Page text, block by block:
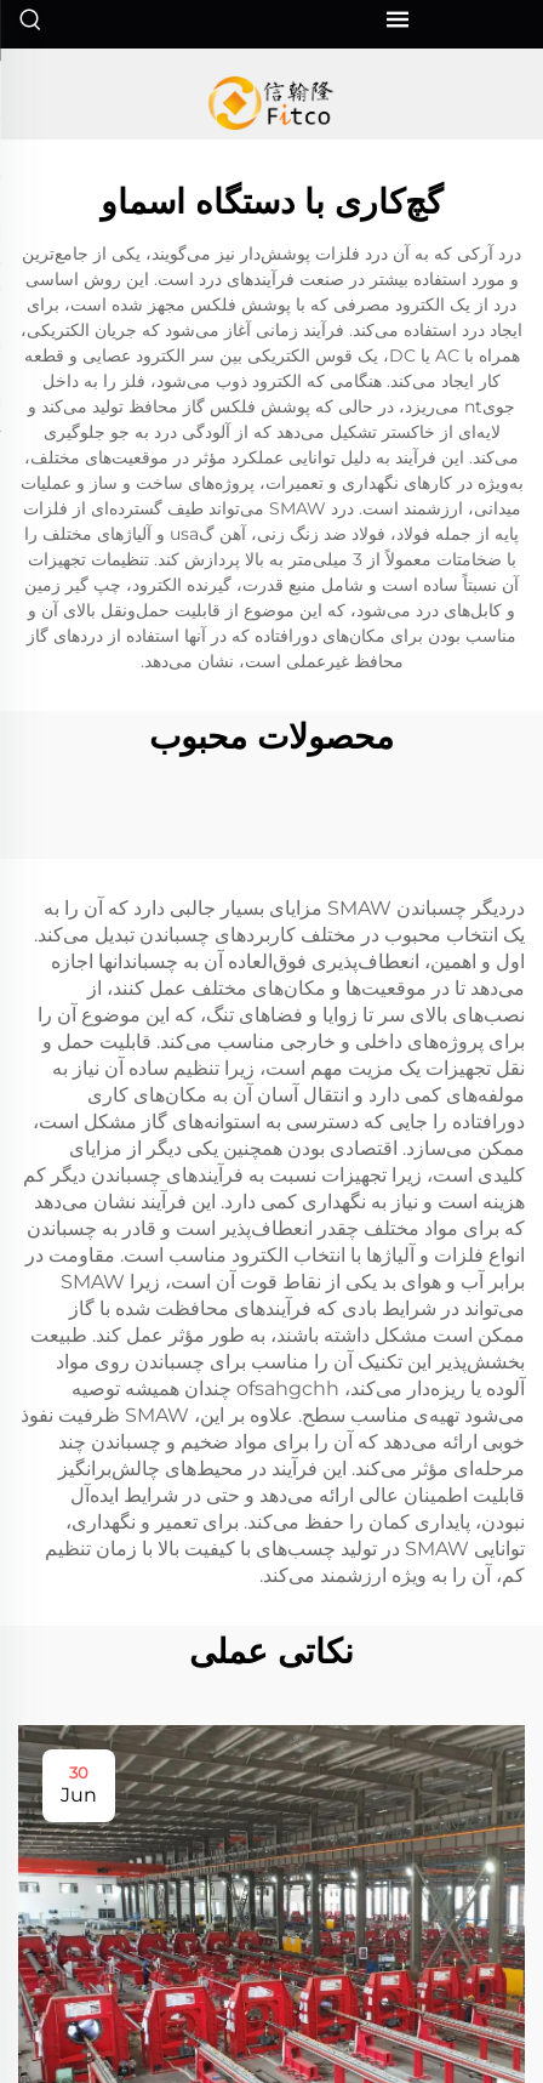
گچ‌کاری با دستگاه اسماو
درد آرکی که به آن درد فلزات پوشش‌دار نیز می‌گویند، یکی از جامع‌ترین
و مورد استفاده بیشتر در صنعت فرآیندهای درد است. این روش اساسی
درد از یک الکترود مصرفی که با پوشش فلکس مجهز شده است، برای
ایجاد درد استفاده می‌کند. فرآیند زمانی آغاز می‌شود که جریان الکتریکی،
همراه با AC یا DC، یک قوس الکتریکی بین سر الکترود عصایی و قطعه
کار ایجاد می‌کند. هنگامی که الکترود ذوب می‌شود، فلز را به داخل
جویnt می‌ریزد، در حالی که پوشش فلکس گاز محافظ تولید می‌کند و
لایه‌ای از خاکستر تشکیل می‌دهد که از آلودگی درد به جو جلوگیری
می‌کند. این فرآیند به دلیل توانایی عملکرد مؤثر در موقعیت‌های مختلف،
به‌ویژه در کارهای نگهداری و تعمیرات، پروژه‌های ساخت و ساز و عملیات
میدانی، ارزشمند است. درد SMAW می‌تواند طیف گسترده‌ای از فلزات
پایه از جمله فولاد، فولاد ضد زنگ زنی، آهن گusa و آلیاژهای مختلف را
با ضخامتات معمولاً از 3 میلی‌متر به بالا پردازش کند. تنظیمات تجهیزات
آن نسبتاً ساده است و شامل منبع قدرت، گیرنده الکترود، چپ گیر زمین
و کابل‌های درد می‌شود، که این موضوع از قابلیت حمل‌ونقل بالای آن و
مناسب بودن برای مکان‌های دورافتاده که در آنها استفاده از دردهای گاز
محافظ غیرعملی است، نشان می‌دهد.
محصولات محبوب
دردیگر چسباندن SMAW مزایای بسیار جالبی دارد که آن را به
یک انتخاب محبوب در مختلف کاربردهای چسباندن تبدیل می‌کند.
اول و اهمین، انعطاف‌پذیری فوق‌العاده آن به چسباندانها اجازه
می‌دهد تا در موقعیت‌ها و مکان‌های مختلف عمل کنند، از
نصب‌های بالای سر تا زوایا و فضاهای تنگ، که این موضوع آن را
برای پروژه‌های داخلی و خارجی مناسب می‌کند. قابلیت حمل و
نقل تجهیزات یک مزیت مهم است، زیرا تنظیم ساده آن نیاز به
مولفه‌های کمی دارد و انتقال آسان آن به مکان‌های کاری
دورافتاده را جایی که دسترسی به استوانه‌های گاز مشکل است،
ممکن می‌سازد. اقتصادی بودن همچنین یکی دیگر از مزایای
کلیدی است، زیرا تجهیزات نسبت به فرآیندهای چسباندن دیگر کم
هزینه است و نیاز به نگهداری کمی دارد. این فرآیند نشان می‌دهد
که برای مواد مختلف چقدر انعطاف‌پذیر است و قادر به چسباندن
انواع فلزات و آلیاژها با انتخاب الکترود مناسب است. مقاومت در
برابر آب و هوای بد یکی از نقاط قوت آن است، زیرا SMAW
می‌تواند در شرایط بادی که فرآیندهای محافظت شده با گاز
ممکن است مشکل داشته باشند، به طور مؤثر عمل کند. طبیعت
بخشش‌پذیر این تکنیک آن را مناسب برای چسباندن روی مواد
آلوده یا ریزه‌دار می‌کند، ofsahgchh چندان همیشه توصیه
می‌شود تهیه‌ی مناسب سطح. علاوه بر این، SMAW ظرفیت نفوذ
خوبی ارائه می‌دهد که آن را برای مواد ضخیم و چسباندن چند
مرحله‌ای مؤثر می‌کند. این فرآیند در محیط‌های چالش‌برانگیز
قابلیت اطمینان عالی ارائه می‌دهد و حتی در شرایط ایده‌آل
نبودن، پایداری کمان را حفظ می‌کند. برای تعمیر و نگهداری،
توانایی SMAW در تولید چسب‌های با کیفیت بالا با زمان تنظیم
کم، آن را به ویژه ارزشمند می‌کند.
نکاتی عملی
30
Jun